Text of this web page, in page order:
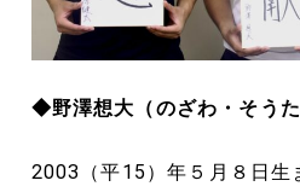
◆野澤想大（のざわ・そう
2003（平15）年５月８日生